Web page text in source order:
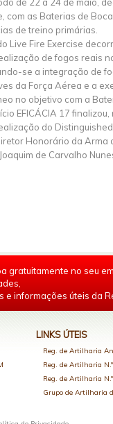
com as Baterias de
de treino primárias.
Live Fire Exercise
de fogos reais
se a integração de
da Força Aérea e a
no objetivo com a
EFICÁCIA 17
do
Honorário da
de Carvalho
gratuitamente no seu
e informações úteis da
LINKS ÚTEIS
Reg. de Artilharia
Reg. de Artilharia
Reg. de Artilharia
Grupo de Artilharia